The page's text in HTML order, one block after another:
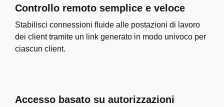
Controllo remoto semplice e veloce
Stabilisci connessioni fluide alle postazioni di lavoro
dei client tramite un link generato in modo univoco per
ciascun client.
Accesso basato su autorizzazioni